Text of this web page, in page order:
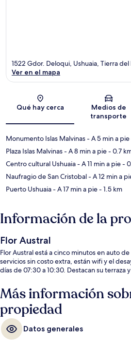
Sección
1522 Gdor. Deloqui, Ushuaia, Tierra del
Ver en el mapa
Qué hay cerca
Medios de
transporte
Monumento Islas Malvinas- A 5 min a pie
Plaza Islas Malvinas- A 8 min a pie- 0.7
Centro cultural Ushuaia- A 11 min a pie-
Naufragio de San Cristobal- A 12 min a
Puerto Ushuaia- A 17 min a pie- 1.5 km
Información de la
Flor Austral
Flor Austral está a cinco minutos en auto
servicios sin costo extra, están wifi y el
días de 07:30 a 10:30. Destacan su terraza
Más información
propiedad
Datos generales